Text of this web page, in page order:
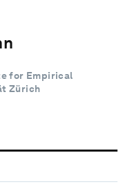
for Empirical
Zürich